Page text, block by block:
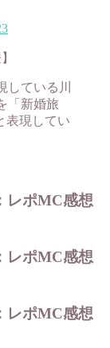
ている川
「新婚旅
表現してい
レポMC感想
レポMC感想
レポMC感想